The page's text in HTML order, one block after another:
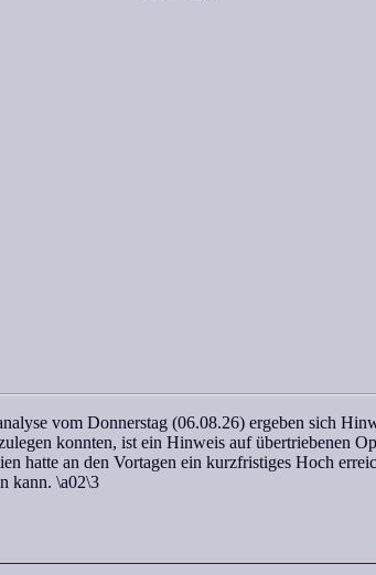
vom Donnerstag (06.08.26) ergeben sich
konnten, ist ein Hinweis auf übertriebenen
hatte an den Vortagen ein kurzfristiges Hoch
kann. \a02\3